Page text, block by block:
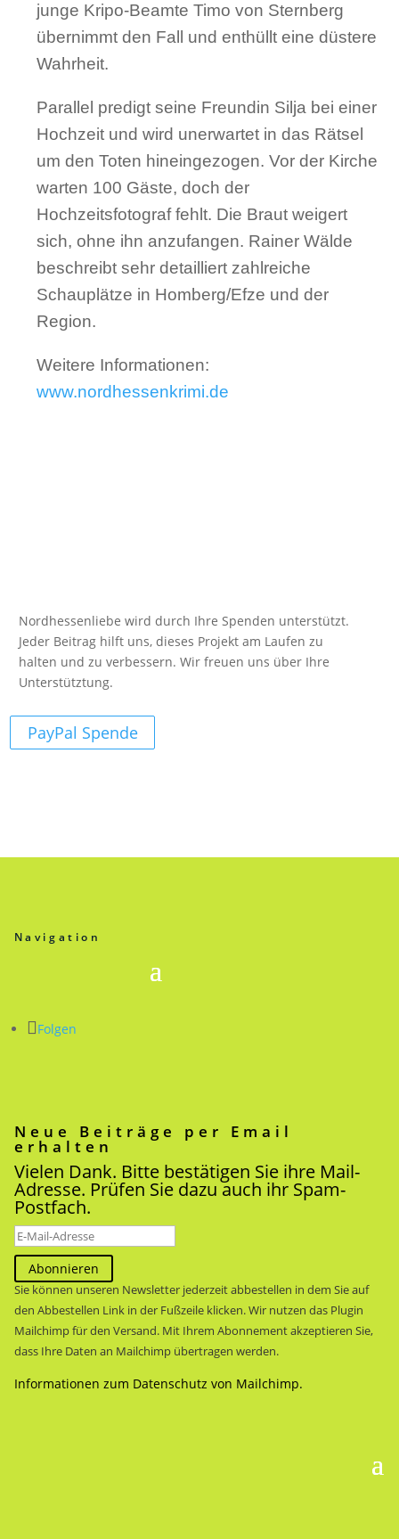
junge Kripo-Beamte Timo von Sternberg
übernimmt den Fall und enthüllt eine düstere
Wahrheit.
Parallel predigt seine Freundin Silja bei einer
Hochzeit und wird unerwartet in das Rätsel
um den Toten hineingezogen. Vor der Kirche
warten 100 Gäste, doch der
Hochzeitsfotograf fehlt. Die Braut weigert
sich, ohne ihn anzufangen. Rainer Wälde
beschreibt sehr detailliert zahlreiche
Schauplätze in Homberg/Efze und der
Region.
Weitere Informationen:
www.nordhessenkrimi.de
Nordhessenliebe wird durch Ihre Spenden unterstützt.
Jeder Beitrag hilft uns, dieses Projekt am Laufen zu
halten und zu verbessern. Wir freuen uns über Ihre
Unterstütztung.
PayPal Spende
Navigation
Folgen
Neue Beiträge per Email
erhalten
Vielen Dank. Bitte bestätigen Sie ihre Mail-
Adresse. Prüfen Sie dazu auch ihr Spam-
Postfach.
Abonnieren
Sie können unseren Newsletter jederzeit abbestellen in dem Sie auf
den Abbestellen Link in der Fußzeile klicken. Wir nutzen das Plugin
Mailchimp für den Versand. Mit Ihrem Abonnement akzeptieren Sie,
dass Ihre Daten an Mailchimp übertragen werden.
Informationen zum Datenschutz von Mailchimp.